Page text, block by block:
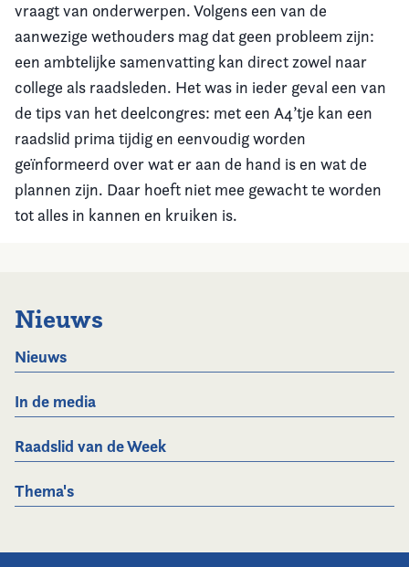
vraagt van onderwerpen. Volgens een van de
aanwezige wethouders mag dat geen probleem zijn:
een ambtelijke samenvatting kan direct zowel naar
college als raadsleden. Het was in ieder geval een van
de tips van het deelcongres: met een A4’tje kan een
raadslid prima tijdig en eenvoudig worden
geïnformeerd over wat er aan de hand is en wat de
plannen zijn. Daar hoeft niet mee gewacht te worden
tot alles in kannen en kruiken is.
Nieuws
Nieuws
In de media
Raadslid van de Week
Thema's